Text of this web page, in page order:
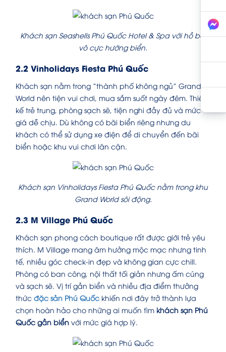
Khách sạn Seashells Phú Quốc Hotel & Spa với hồ bơi
vô cực hướng biển.
2.2 Vinholidays Fiesta Phú Quốc
Khách sạn nằm trong “thành phố không ngủ” Grand
World nên tiện vui chơi, mua sắm suốt ngày đêm. Thiết
kế trẻ trung, phòng sạch sẽ, tiện nghi đầy đủ và mức
giá dễ chịu. Dù không có bãi biển riêng nhưng du
khách có thể sử dụng xe điện để di chuyển đến bãi
biển hoặc khu vui chơi lân cận.
Khách sạn Vinholidays Fiesta Phú Quốc nằm trong khu
Grand World sôi động.
2.3 M Village Phú Quốc
Khách sạn phong cách boutique rất được giới trẻ yêu
thích. M Village mang âm hưởng mộc mạc nhưng tinh
tế, nhiều góc check-in đẹp và không gian cực chill.
Phòng có ban công, nội thất tối giản nhưng ấm cúng
và sạch sẽ. Vị trí gần biển và nhiều địa điểm thưởng
thức đặc sản Phú Quốc khiến nơi đây trở thành lựa
chọn hoàn hảo cho những ai muốn tìm khách sạn Phú
Quốc gần biển với mức giá hợp lý.